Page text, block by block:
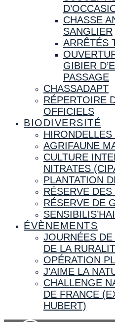
CHASSE
SANGLIER
ARRÊTÉS
GIBIER
PASSAGE
CHASSADAPT
RÉPERTOIRE
OFFICIELS
BIODIVERSITÉ
AGRIFAUNE
CULTURE
NITRATES
PLANTATION
RÉSERVE
RÉSERVE DE
ÉVÈNEMENTS
JOURNÉES
DE LA
OPÉRATION
J’AIME LA
CHALLENGE
DE FRANCE
HUBERT)